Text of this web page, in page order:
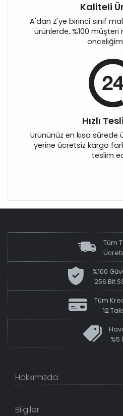
Kaliteli
A'dan Z'ye birinci sınıf
ürünlerde, %100
Hızlı
Ürününüz en kısa sürede
yerine ücretsiz kargo
teslim
Tüm
%100
256 Bit
Tüm
12
%5
Hakkımızda
TabloShop, müşteri
Bilgiler